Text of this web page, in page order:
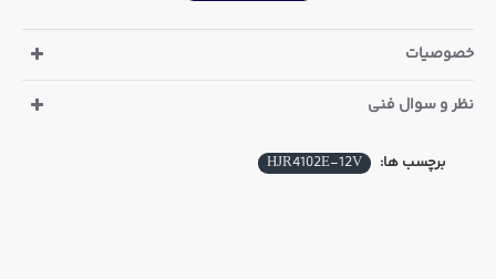
خصوصیات
نظر و سوال فنی
برچسب ها: HJR4102E-12V